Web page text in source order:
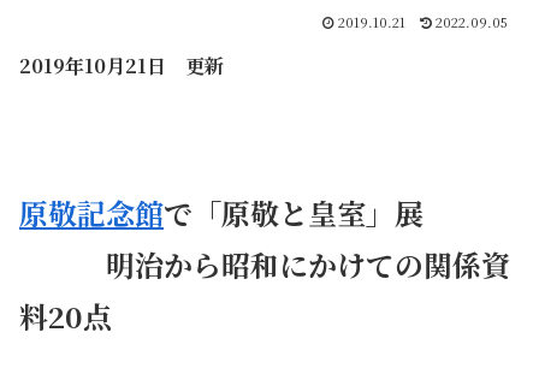
2019.10.21 2022.09.05
2019年10月21日 更新
原敬記念館で「原敬と皇室」展
明治から昭和にかけての関係資
料20点